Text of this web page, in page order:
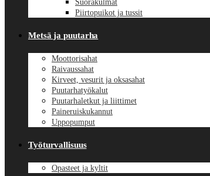
Suorakulmat
Piirtopuikot ja tussit
Metsä ja puutarha
Moottorisahat
Raivaussahat
Kirveet, vesurit ja oksasahat
Puutarhatyökalut
Puutarhaletkut ja liittimet
Paineruiskukannut
Uppopumput
Työturvallisuus
Opasteet ja kyltit